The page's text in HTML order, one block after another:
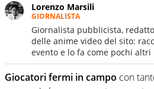
Lorenzo Marsili
GIORNALISTA
Giornalista pubblicista,
delle anime video del sito:
evento e lo fa come pochi altri
Giocatori fermi in campo con